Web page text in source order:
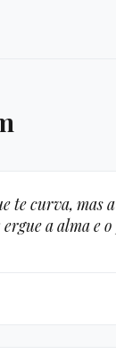
te curva, mas
a alma e o